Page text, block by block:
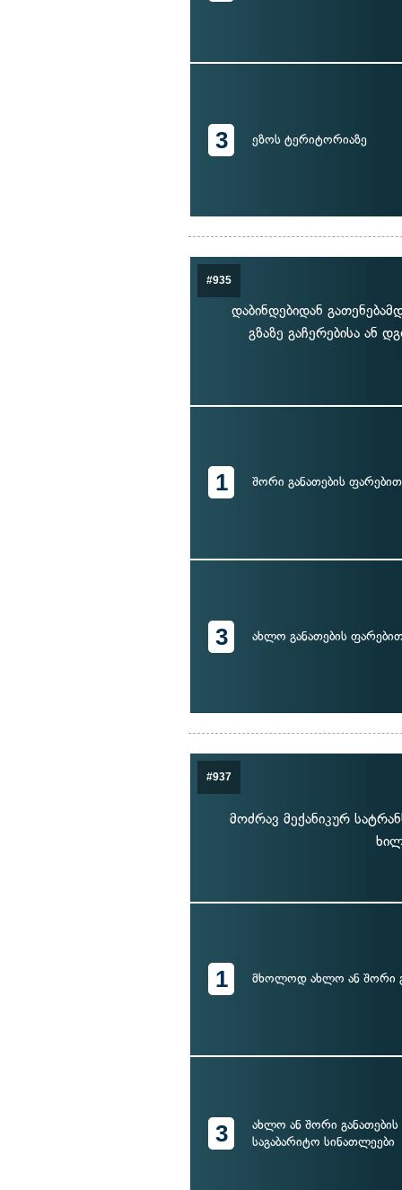
3 ეზოს ტერიტორიაზე
#935
დაბინდებიდან
გზაზე გაჩერებისა ან
1 შორი განათების ფარებით
3 ახლო განათების
#937
მოძრავ მექანიკურ
1 მხოლოდ ახლო ან შორი
3
ახლო ან შორი განათების
საგაბარიტო სინათლეები